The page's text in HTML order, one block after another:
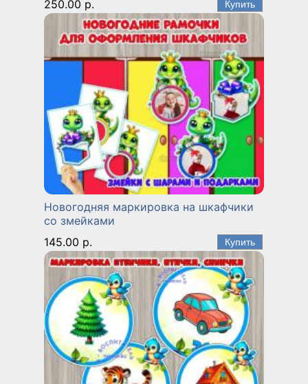
250.00 р.
Новогодняя маркировка на шкафчики
со змейками
145.00 р.